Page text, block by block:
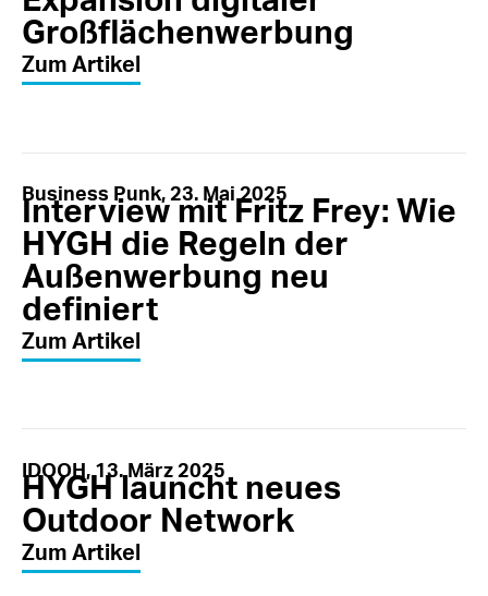
Großflächenwerbung
Zum Artikel
Business Punk, 23. Mai 2025
Interview mit Fritz Frey: Wie
HYGH die Regeln der
Außenwerbung neu
definiert
Zum Artikel
IDOOH, 13. März 2025
HYGH launcht neues
Outdoor Network
Zum Artikel